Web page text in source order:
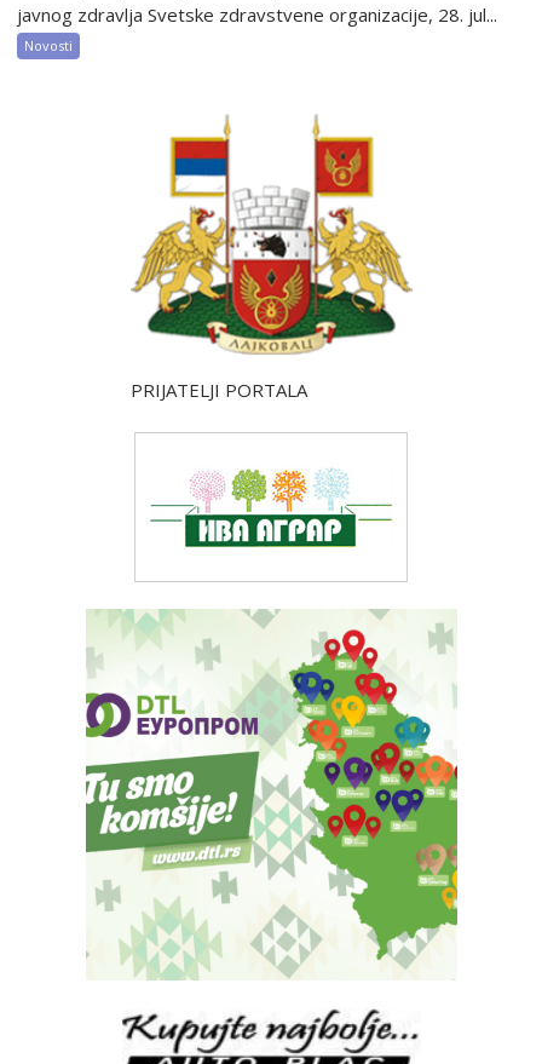
javnog zdravlja Svetske zdravstvene organizacije, 28. jul...
Novosti
PRIJATELJI PORTALA